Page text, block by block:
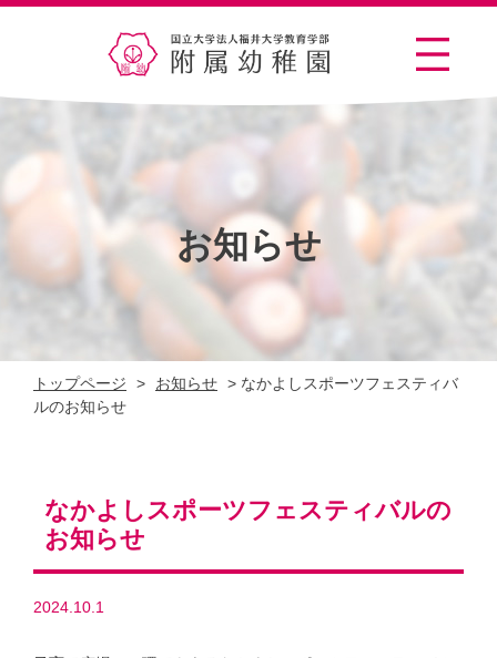
お知らせ
トップページ > お知らせ > なかよしスポーツフェスティバ
ルのお知らせ
なかよしスポーツフェスティバルの
お知らせ
2024.10.1